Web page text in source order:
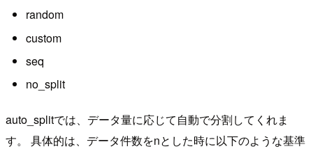
random
custom
seq
no_split
auto_splitでは、データ量に応じて自動で分割してくれま
す。 具体的は、データ件数をnとした時に以下のような基準